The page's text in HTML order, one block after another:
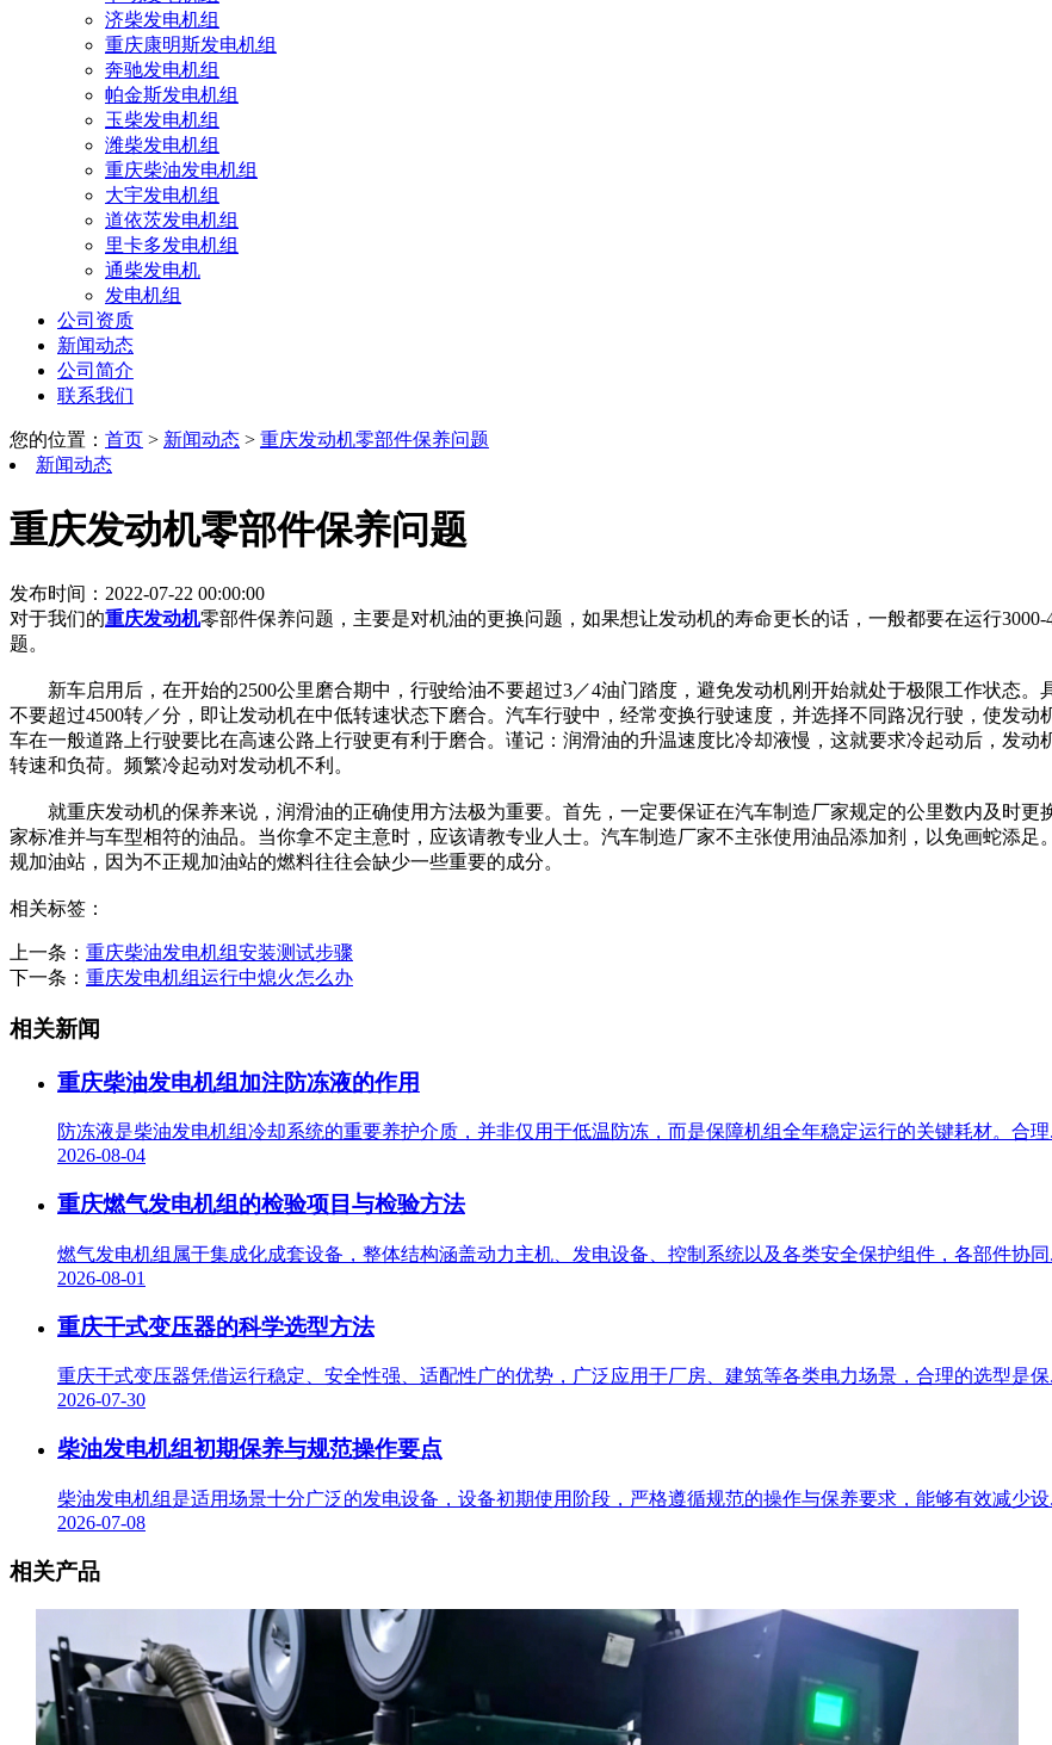
济柴发电机组
重庆康明斯发电机组
奔驰发电机组
帕金斯发电机组
玉柴发电机组
潍柴发电机组
重庆柴油发电机组
大宇发电机组
道依茨发电机组
里卡多发电机组
通柴发电机
发电机组
公司资质
新闻动态
公司简介
联系我们
您的位置： 首页 > 新闻动态 > 重庆发动机零部件保养问题
新闻动态
重庆发动机零部件保养问题
发布时间：2022-07-22 00:00:00
对于我们的重庆发动机零部件保养问题，主要是对机油的更换问题，如果想让发动机的寿命更长的话，一般都要在运行
题。
新车启用后，在开始的2500公里磨合期中，行驶给油不要超过3／4油门踏度，避免发动机刚开始就处于极限工作状态。
不要超过4500转／分，即让发动机在中低转速状态下磨合。汽车行驶中，经常变换行驶速度，并选择不同路况行驶，使发
车在一般道路上行驶要比在高速公路上行驶更有利于磨合。谨记：润滑油的升温速度比冷却液慢，这就要求冷起动后，发
转速和负荷。频繁冷起动对发动机不利。
就重庆发动机的保养来说，润滑油的正确使用方法极为重要。首先，一定要保证在汽车制造厂家规定的公里数内及时更
家标准并与车型相符的油品。当你拿不定主意时，应该请教专业人士。汽车制造厂家不主张使用油品添加剂，以免画蛇添
规加油站，因为不正规加油站的燃料往往会缺少一些重要的成分。
相关标签：
上一条： 重庆柴油发电机组安装测试步骤
下一条： 重庆发电机组运行中熄火怎么办
相关新闻
重庆柴油发电机组加注防冻液的作用
防冻液是柴油发电机组冷却系统的重要养护介质，并非仅用于低温防冻，而是保障机组全年稳定运行的关键耗材。合理
2026-08-04
重庆燃气发电机组的检验项目与检验方法
燃气发电机组属于集成化成套设备，整体结构涵盖动力主机、发电设备、控制系统以及各类安全保护组件，各部件协同
2026-08-01
重庆干式变压器的科学选型方法
重庆干式变压器凭借运行稳定、安全性强、适配性广的优势，广泛应用于厂房、建筑等各类电力场景，合理的选型是保
2026-07-30
柴油发电机组初期保养与规范操作要点
柴油发电机组是适用场景十分广泛的发电设备，设备初期使用阶段，严格遵循规范的操作与保养要求，能够有效减少设
2026-07-08
相关产品